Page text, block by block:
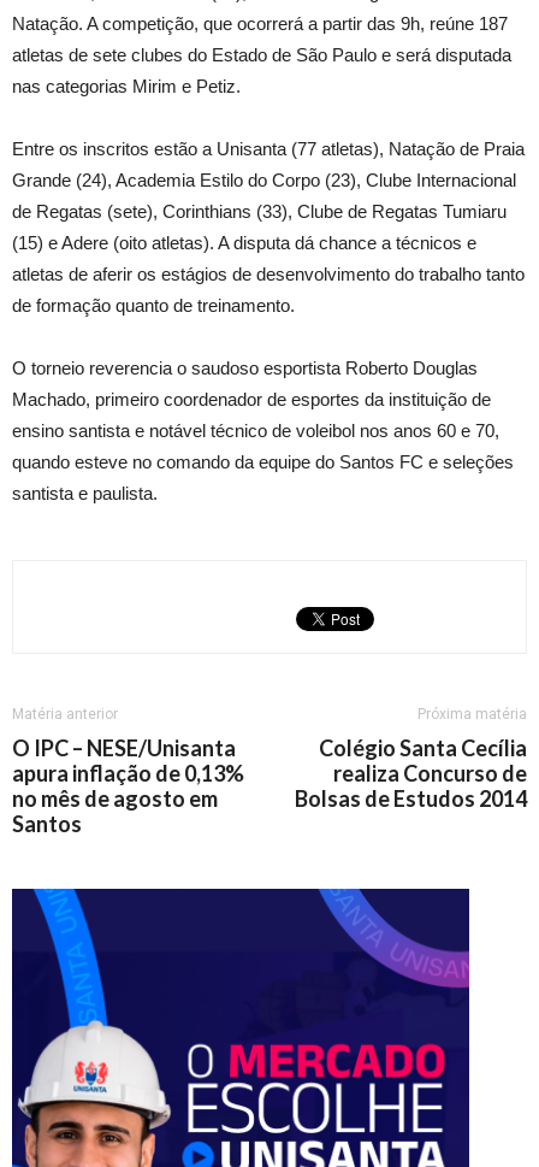
Natação. A competição, que ocorrerá a partir das 9h, reúne 187
atletas de sete clubes do Estado de São Paulo e será disputada
nas categorias Mirim e Petiz.
Entre os inscritos estão a Unisanta (77 atletas), Natação de Praia
Grande (24), Academia Estilo do Corpo (23), Clube Internacional
de Regatas (sete), Corinthians (33), Clube de Regatas Tumiaru
(15) e Adere (oito atletas). A disputa dá chance a técnicos e
atletas de aferir os estágios de desenvolvimento do trabalho tanto
de formação quanto de treinamento.
O torneio reverencia o saudoso esportista Roberto Douglas
Machado, primeiro coordenador de esportes da instituição de
ensino santista e notável técnico de voleibol nos anos 60 e 70,
quando esteve no comando da equipe do Santos FC e seleções
santista e paulista.
Matéria anterior
O IPC – NESE/Unisanta
apura inflação de 0,13%
no mês de agosto em
Santos
Próxima matéria
Colégio Santa Cecília
realiza Concurso de
Bolsas de Estudos 2014